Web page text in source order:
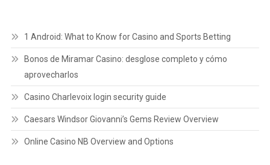
1 Android: What to Know for Casino and Sports Betting
Bonos de Miramar Casino: desglose completo y cómo
aprovecharlos
Casino Charlevoix login security guide
Caesars Windsor Giovanni’s Gems Review Overview
Online Casino NB Overview and Options